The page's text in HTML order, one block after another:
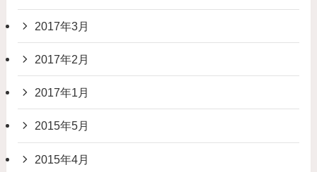
2017年3月
2017年2月
2017年1月
2015年5月
2015年4月